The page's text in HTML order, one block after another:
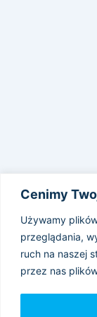
Cenimy
Używamy
przeglądania,
ruch na naszej
przez nas